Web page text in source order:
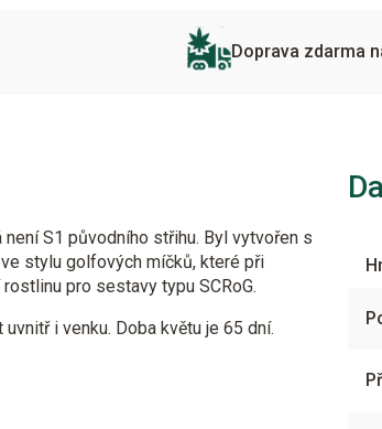
Doprava zdarma
není S1 původního střihu. Byl vytvořen s
stylu golfových míčků, které při
pro sestavy typu SCRoG.
i venku. Doba květu je 65 dní.